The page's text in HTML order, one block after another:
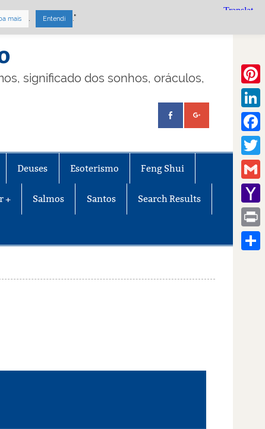
significado dos sonhos, oráculos,
Deuses Esoterismo Feng Shui
+ Salmos Santos Search Results
Gmail
Mail
Print
mais . Entendi ."